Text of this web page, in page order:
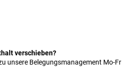
verschieben?
unsere Belegungsmanagement Mo-Fr